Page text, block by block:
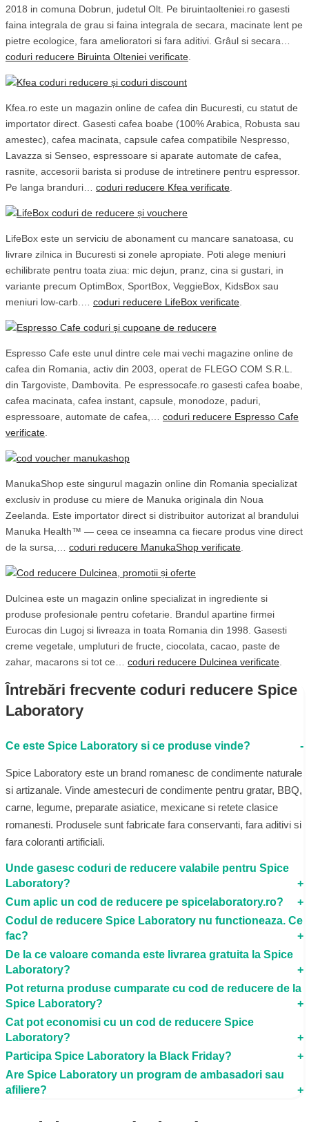
2018 in comuna Dobrun, judetul Olt. Pe biruintaolteniei.ro gasesti
faina integrala de grau si faina integrala de secara, macinate lent pe
pietre ecologice, fara amelioratori si fara aditivi. Grâul si secara…
coduri reducere Biruinta Olteniei verificate
Kfea.ro este un magazin online de cafea din Bucuresti, cu statut de
importator direct. Gasesti cafea boabe (100% Arabica, Robusta sau
amestec), cafea macinata, capsule cafea compatibile Nespresso,
Lavazza si Senseo, espressoare si aparate automate de cafea,
rasnite, accesorii barista si produse de intretinere pentru espressor.
Pe langa branduri… coduri reducere Kfea verificate
LifeBox este un serviciu de abonament cu mancare sanatoasa, cu
livrare zilnica in Bucuresti si zonele apropiate. Poti alege meniuri
echilibrate pentru toata ziua: mic dejun, pranz, cina si gustari, in
variante precum OptimBox, SportBox, VeggieBox, KidsBox sau
meniuri low-carb.… coduri reducere LifeBox verificate
Espresso Cafe este unul dintre cele mai vechi magazine online de
cafea din Romania, activ din 2003, operat de FLEGO COM S.R.L.
din Targoviste, Dambovita. Pe espressocafe.ro gasesti cafea boabe,
cafea macinata, cafea instant, capsule, monodoze, paduri,
espressoare, automate de cafea,… coduri reducere Espresso Cafe
verificate
ManukaShop este singurul magazin online din Romania specializat
exclusiv in produse cu miere de Manuka originala din Noua
Zeelanda. Este importator direct si distribuitor autorizat al brandului
Manuka Health™ — ceea ce inseamna ca fiecare produs vine direct
de la sursa,… coduri reducere ManukaShop verificate
Dulcinea este un magazin online specializat in ingrediente si
produse profesionale pentru cofetarie. Brandul apartine firmei
Eurocas din Lugoj si livreaza in toata Romania din 1998. Gasesti
creme vegetale, umpluturi de fructe, ciocolata, cacao, paste de
zahar, macarons si tot ce… coduri reducere Dulcinea verificate
Întrebări frecvente coduri reducere Spice
Laboratory
Ce este Spice Laboratory si ce produse vinde?
Spice Laboratory este un brand romanesc de condimente naturale
si artizanale. Vinde amestecuri de condimente pentru gratar, BBQ,
carne, legume, preparate asiatice, mexicane si retete clasice
romanesti. Produsele sunt fabricate fara conservanti, fara aditivi si
fara coloranti artificiali.
Unde gasesc coduri de reducere valabile pentru Spice
Laboratory?
Cum aplic un cod de reducere pe spicelaboratory.ro?
Codul de reducere Spice Laboratory nu functioneaza. Ce
fac?
De la ce valoare comanda este livrarea gratuita la Spice
Laboratory?
Pot returna produse cumparate cu cod de reducere de la
Spice Laboratory?
Cat pot economisi cu un cod de reducere Spice
Laboratory?
Participa Spice Laboratory la Black Friday?
Are Spice Laboratory un program de ambasadori sau
afiliere?